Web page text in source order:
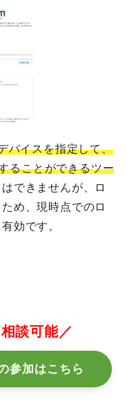
バイスを指定して、
ることができるツー
できませんが、ロ
め、現時点でのロ
効です。
談可能／
参加はこちら